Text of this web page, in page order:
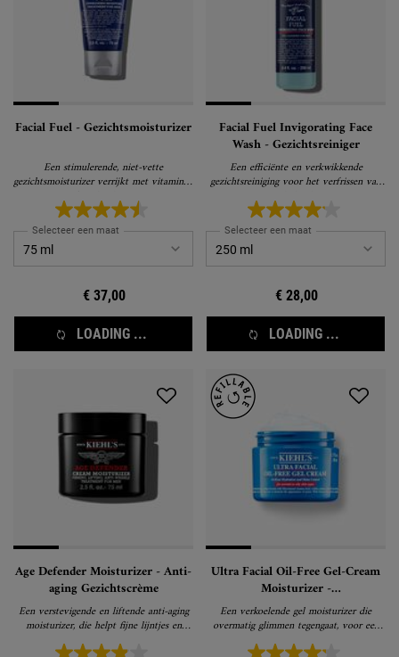
Facial Fuel - Gezichtsmoisturizer
Een stimulerende, niet-vette
gezichtsmoisturizer verrijkt met vitamines,
geeft je huid energie
Selecteer een maat
€ 37,00
LOADING ...
Facial Fuel Invigorating Face
Wash - Gezichtsreiniger
Een efficiënte en verkwikkende
gezichtsreiniging voor het verfrissen van
de huid
Selecteer een maat
€ 28,00
LOADING ...
Age Defender Moisturizer - Anti-
aging Gezichtscrème
Een verstevigende en liftende anti-aging
moisturizer, die helpt fijne lijntjes en
rimpels zichtbaar te verminderen
Ultra Facial Oil-Free Gel-Cream
Moisturizer -
Glansverminderende, olievrije,
vochtinbrengende gelcrème
Een verkoelende gel moisturizer die
overmatig glimmen tegengaat, voor een
normale en vette huid